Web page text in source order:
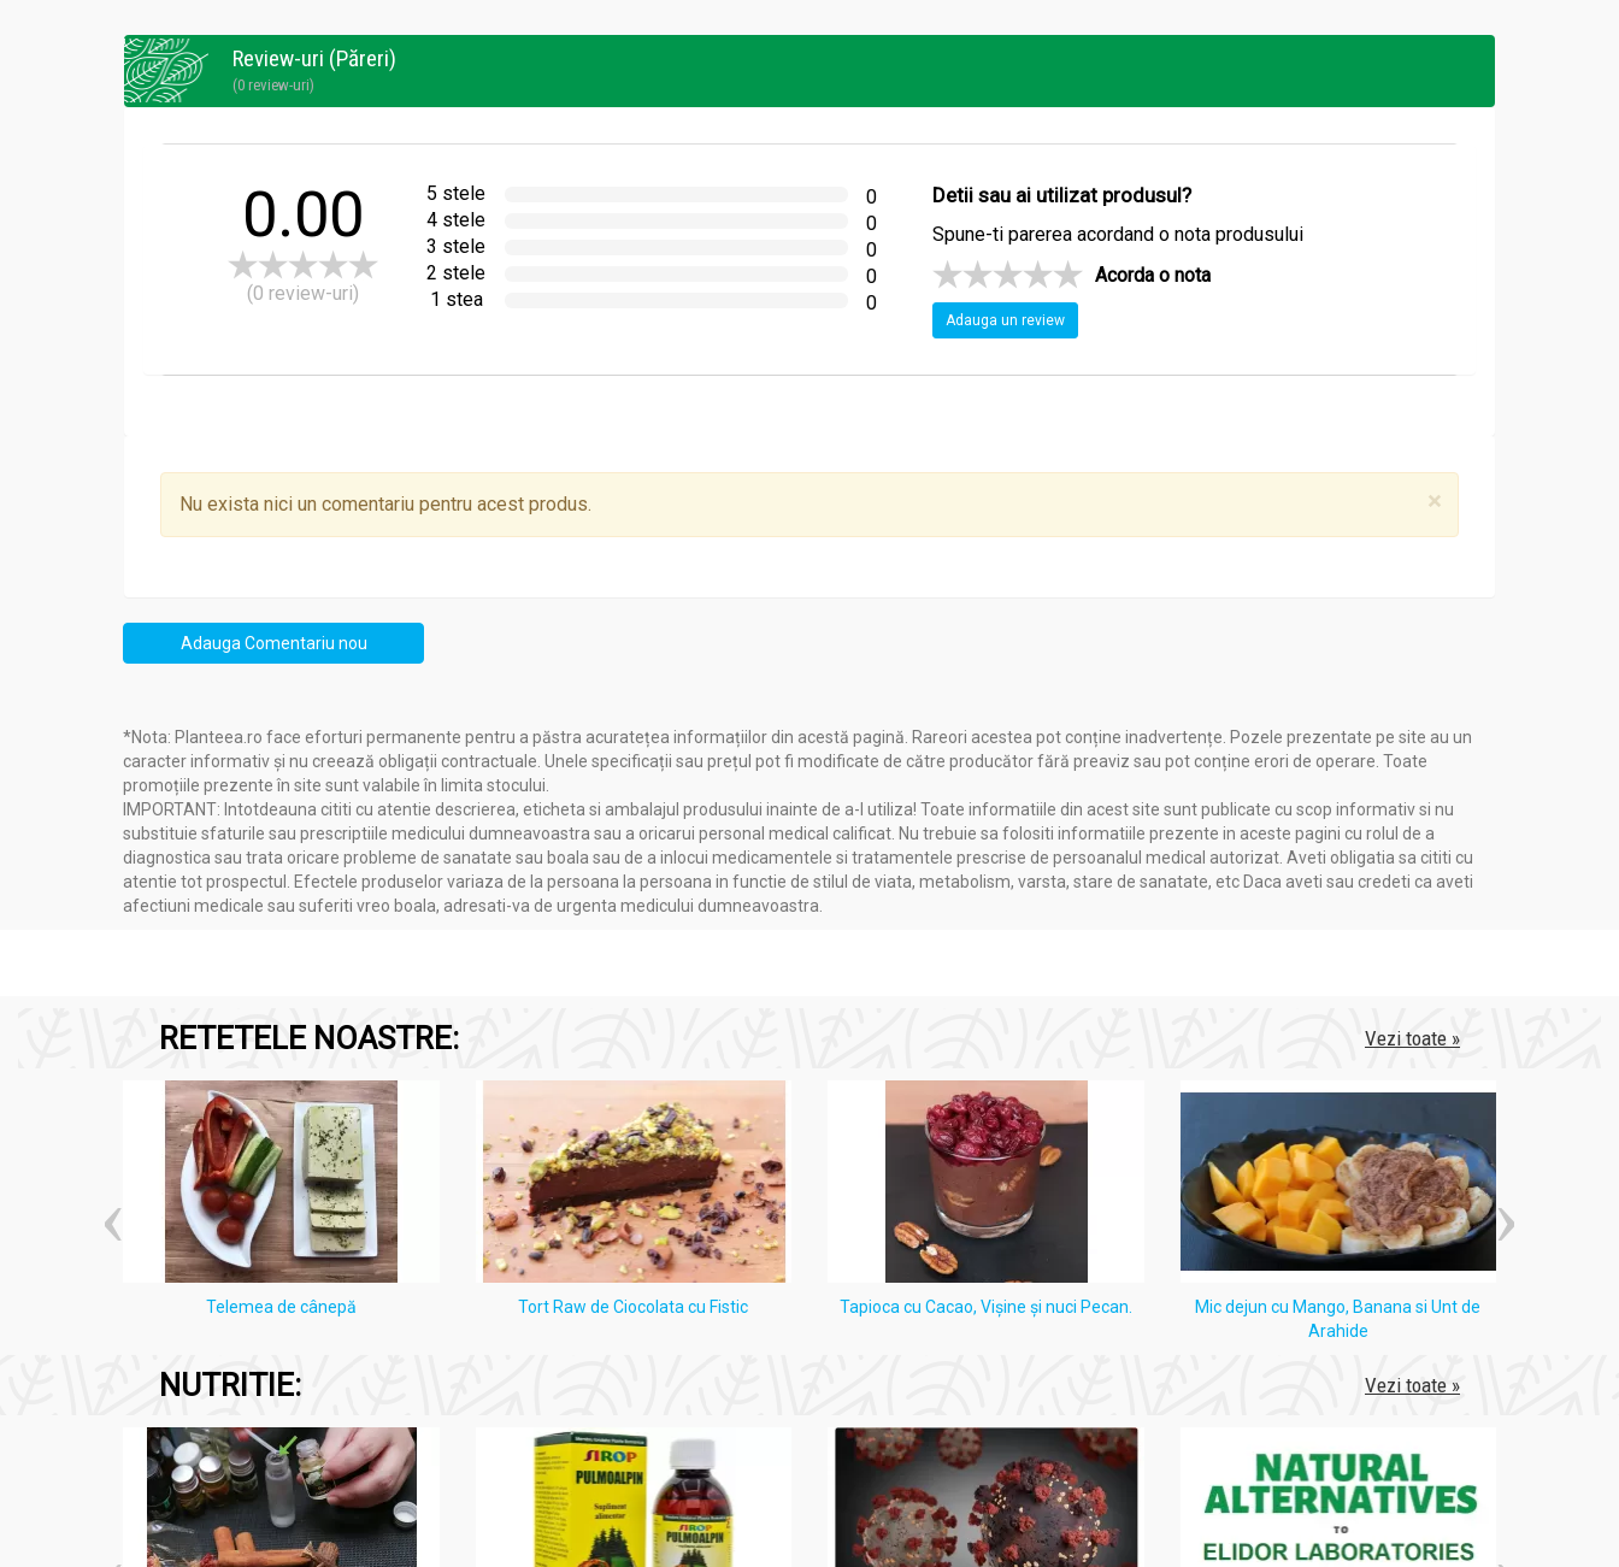
Beneficiile pe care le aduce amidonul organismului uman:
Creste nivelul de energie
Nu contine gluten, asadar poate fi consumat si de catre persoanele care au intoleranta la acest compus.
Ofera un aport de calciu, fier, vitamine din complexul B.
Amidon porumb 250g - DRIED FRUITS
Mod de preparare: se incorporeaza in putina apa rece, se adauga apoi in lichid fierbinte si se lasa putin la fiert.
Review-uri (Păreri)
(0 review-uri)
0.00
(0 review-uri)
5 stele
0
4 stele
0
3 stele
0
2 stele
0
1 stea
0
Detii sau ai utilizat produsul?
Spune-ti parerea acordand o nota produsului
Acorda o nota
Adauga un review
×
Nu exista nici un comentariu pentru acest produs.
Adauga Comentariu nou
*Nota: Planteea.ro face eforturi permanente pentru a păstra acuratețea informațiilor din acestă pagină. Rareori acestea pot conține inadvertențe. Pozele prezentate pe site au un
caracter informativ și nu creează obligații contractuale. Unele specificații sau prețul pot fi modificate de către producător fără preaviz sau pot conține erori de operare. Toate
promoțiile prezente în site sunt valabile în limita stocului.
IMPORTANT: Intotdeauna cititi cu atentie descrierea, eticheta si ambalajul produsului inainte de a-l utiliza! Toate informatiile din acest site sunt publicate cu scop informativ si nu
substituie sfaturile sau prescriptiile medicului dumneavoastra sau a oricarui personal medical calificat. Nu trebuie sa folositi informatiile prezente in aceste pagini cu rolul de a
diagnostica sau trata oricare probleme de sanatate sau boala sau de a inlocui medicamentele si tratamentele prescrise de persoanalul medical autorizat. Aveti obligatia sa cititi cu
atentie tot prospectul. Efectele produselor variaza de la persoana la persoana in functie de stilul de viata, metabolism, varsta, stare de sanatate, etc Daca aveti sau credeti ca aveti
afectiuni medicale sau suferiti vreo boala, adresati-va de urgenta medicului dumneavoastra.
RETETELE NOASTRE: Vezi toate »
Telemea de cânepă Tort Raw de Ciocolata cu Fistic Tapioca cu Cacao, Vişine şi nuci Pecan.
Mic dejun cu Mango, Banana si Unt de
Arahide
NUTRITIE: Vezi toate »